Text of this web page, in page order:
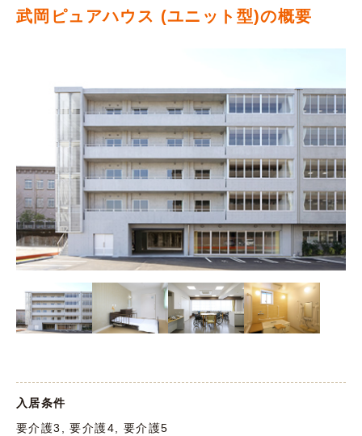
武岡ピュアハウス (ユニット型)の概要
入居条件
要介護3, 要介護4, 要介護5